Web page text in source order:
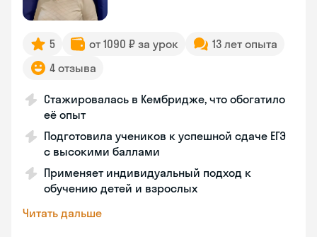
5 от 1090 ₽ за урок
13 лет опыта
4 отзыва
Стажировалась в Кембридже, что обогатило
её опыт
Подготовила учеников к успешной сдаче ЕГЭ
с высокими баллами
Применяет индивидуальный подход к
обучению детей и взрослых
Читать дальше